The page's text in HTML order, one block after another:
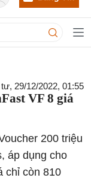
29/12/2022, 01:55
VF 8 giá
200 triệu
áp dụng cho
chỉ còn 810